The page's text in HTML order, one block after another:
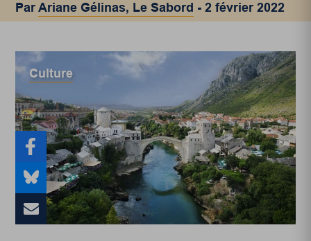
ParAriane Gélinas, Le Sabord -2 février 2022
Culture